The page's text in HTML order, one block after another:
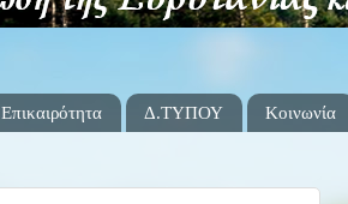
Επικαιρότητα Δ.ΤΥΠΟΥ Κοινωνία